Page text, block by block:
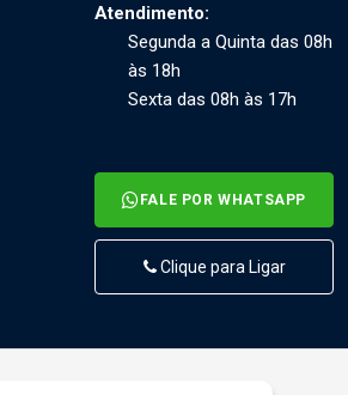
Atendimento:
Segunda a Quinta das 08h
às 18h
Sexta das 08h às 17h
FALE POR WHATSAPP
Clique para Ligar